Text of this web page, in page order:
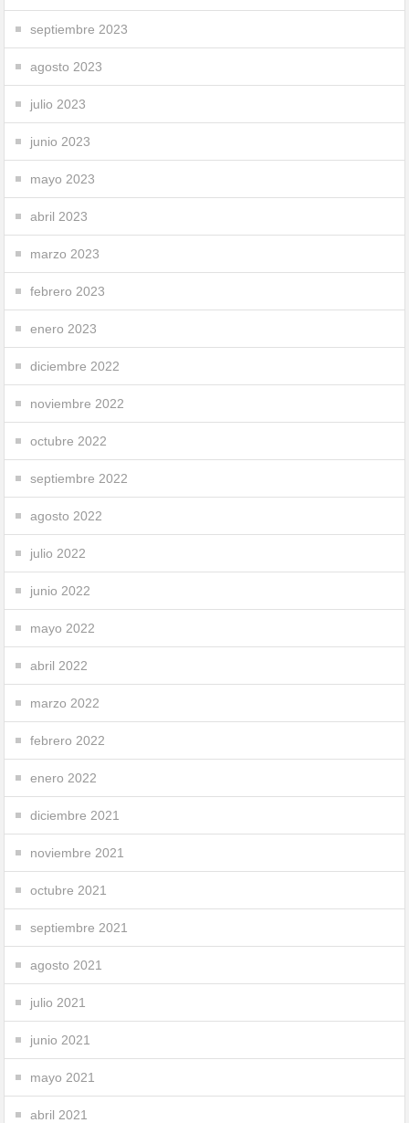
septiembre 2023
agosto 2023
julio 2023
junio 2023
mayo 2023
abril 2023
marzo 2023
febrero 2023
enero 2023
diciembre 2022
noviembre 2022
octubre 2022
septiembre 2022
agosto 2022
julio 2022
junio 2022
mayo 2022
abril 2022
marzo 2022
febrero 2022
enero 2022
diciembre 2021
noviembre 2021
octubre 2021
septiembre 2021
agosto 2021
julio 2021
junio 2021
mayo 2021
abril 2021